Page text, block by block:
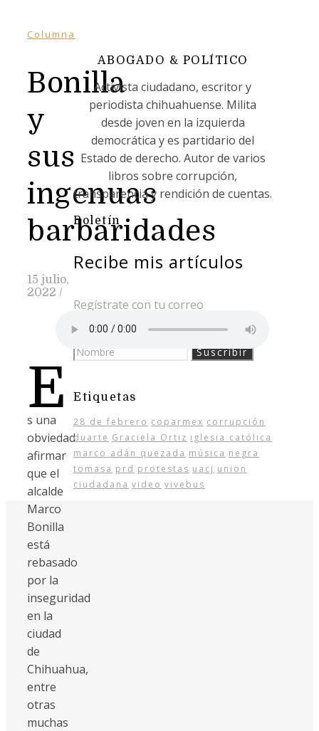
Columna
Bonilla
y
sus
ingenuas
barbaridades
15 julio,
2022 /
E
s una
obviedad
afirmar
que el
alcalde
Marco
Bonilla
está
rebasado
por la
inseguridad
en la
ciudad
de
Chihuahua,
entre
otras
muchas
ABOGADO & POLÍTICO
Activista ciudadano, escritor y
periodista chihuahuense. Milita
desde joven en la izquierda
democrática y es partidario del
Estado de derecho. Autor de varios
libros sobre corrupción,
transparencia y rendición de cuentas.
Boletín
Recibe mis artículos
Regístrate con tu correo
Etiquetas
28 de febrero coparmex corrupción
duarte Graciela Ortiz iglesia católica
marco adán quezada música negra
tomasa prd protestas uacj union
ciudadana video vivebus